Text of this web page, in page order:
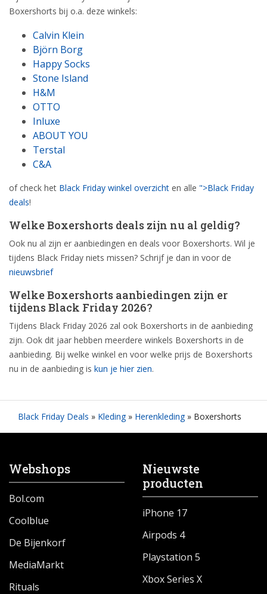
Boxershorts bij o.a. deze winkels:
Calvin Klein
Björn Borg
Happy Socks
Stone Island
H&M
OTTO
Inluxe
ABOUT YOU
Terstal
C&A
of check het Black Friday winkel overzicht en alle ">Black Friday
deals!
Welke Boxershorts deals zijn nu al geldig?
Ook nu al zijn er aanbiedingen en deals voor Boxershorts. Wil je
tijdens Black Friday niets missen? Schrijf je dan in voor de
nieuwsbrief
Welke Boxershorts aanbiedingen zijn er
tijdens Black Friday 2026?
Tijdens Black Friday 2026 zal ook Boxershorts in de aanbieding
zijn. Ook dit jaar hebben meerdere winkels Boxershorts in de
aanbieding. Bij welke winkel en voor welke prijs de Boxershorts
nu in de aanbieding is kun je hier zien.
Black Friday Deals » Kleding» Herenkleding» Boxershorts
Webshops
Bol.com
Coolblue
De Bijenkorf
MediaMarkt
Rituals
Nieuwste
producten
iPhone 17
Airpods 4
Playstation 5
Xbox Series X